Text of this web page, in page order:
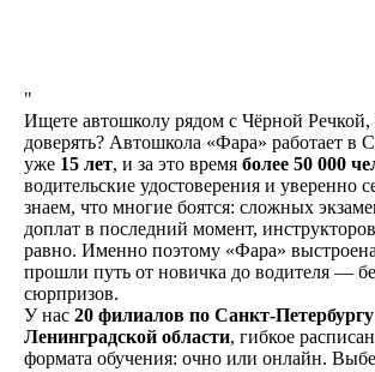
"
Ищете автошколу рядом с Чёрной
доверять? Автошкола «Фара» работает в
уже 15 лет, и за это время более 50 000
водительские удостоверения и уверенно
знаем, что многие боятся: сложных
доплат в последний момент,
равно. Именно поэтому «Фара»
прошли путь от новичка до водителя —
сюрпризов.
У нас 20 филиалов по Санкт-
Ленинградской области, гибкое
формата обучения: очно или онлайн.
ближайший к себе
Лицензия комитета
по образованию
и заключение ГИБДД
ЛИЦЕНЗИЯ
Никаких скрытых платежей,
БЕЗ ПОДВОДНЫХ КАМНЕЙ